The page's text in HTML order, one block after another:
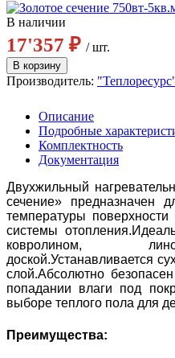
В наличии
17'357 ₽ / шт.
Производитель:
Описание
Подробные
Комплектность
Документация
Двухжильный
сечение» предназначен
температуры
системы
ковролином,
доской.Устанавливается
слой.Абсолютно
попадании влаги под
выборе теплого пола для
Преимущества: